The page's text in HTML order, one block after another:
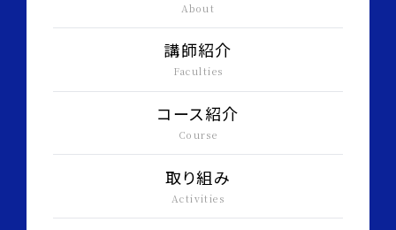
About
講師紹介
Faculties
コース紹介
Course
取り組み
Activities